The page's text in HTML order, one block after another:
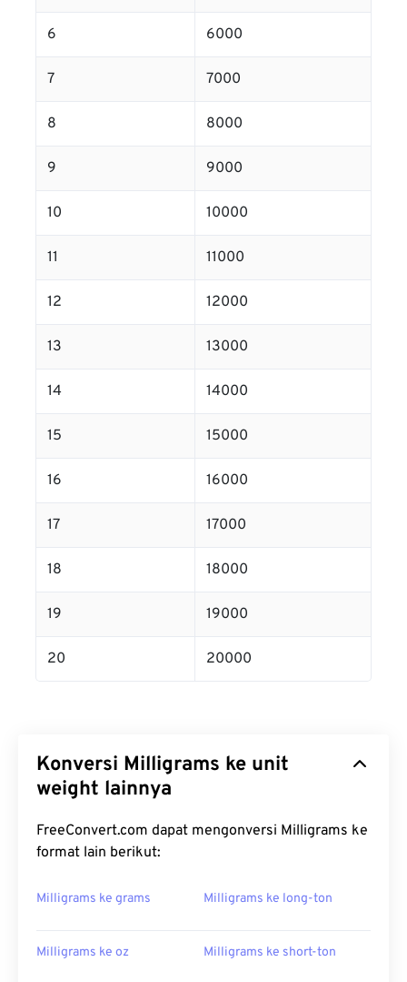
6 6000
7 7000
8 8000
9 9000
10 10000
11 11000
12 12000
13 13000
14 14000
15 15000
16 16000
17 17000
18 18000
19 19000
20 20000
Konversi Milligrams ke unit
weight lainnya
FreeConvert.com dapat mengonversi Milligrams ke
format lain berikut:
Milligrams ke grams Milligrams ke long-ton
Milligrams ke oz Milligrams ke short-ton